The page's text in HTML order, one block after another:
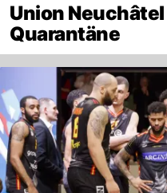
Union
Quarantäne